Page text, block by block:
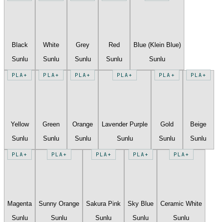
Black
Sunlu
White
Sunlu
Grey
Sunlu
Red
Sunlu
Blue (Klein Blue)
Sunlu
PLA+
Yellow
Sunlu
PLA+
Green
Sunlu
PLA+
Orange
Sunlu
PLA+
Lavender Purple
Sunlu
PLA+
Gold
Sunlu
PLA+
Beige
Sunlu
PLA+
Magenta
Sunlu
PLA+
Sunny Orange
Sunlu
PLA+
Sakura Pink
Sunlu
PLA+
Sky Blue
Sunlu
PLA+
Ceramic White
Sunlu